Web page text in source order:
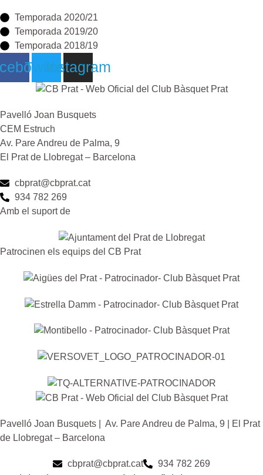
Temporada 2020/21
Temporada 2019/20
Temporada 2018/19
TwitterInstagram
Pavelló Joan Busquets
CEM Estruch
Av. Pare Andreu de Palma, 9
El Prat de Llobregat – Barcelona
cbprat@cbprat.cat
934 782 269
Amb el suport de
Patrocinen els equips del CB Prat
Pavelló Joan Busquets | Av. Pare Andreu de Palma, 9 | El Prat
de Llobregat – Barcelona
cbprat@cbprat.cat 934 782 269